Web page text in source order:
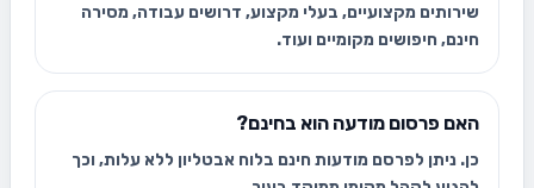
שירותים מקצועיים, בעלי מקצוע, דרושים עבודה, מסירה
חינם, חיפושים מקומיים ועוד.
האם פרסום מודעה הוא בחינם?
כן. ניתן לפרסם מודעות חינם בלוח אבטליון ללא עלות, וכך